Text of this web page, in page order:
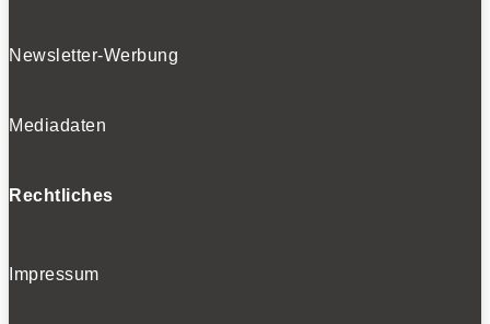
Newsletter-Werbung
Mediadaten
Rechtliches
Impressum